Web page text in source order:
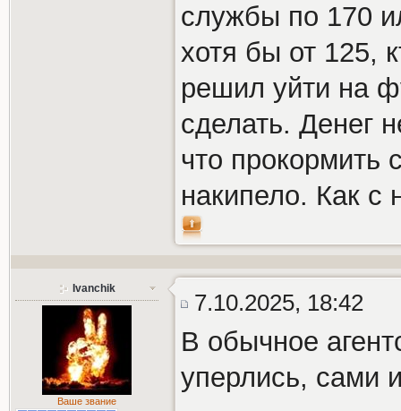
службы по 170
хотя бы от 125,
решил уйти на
сделать. Денег
что прокормить
накипело. Как с
Ivanchik
Ваше звание
7.10.2025, 18:42
В обычное
уперлись, сами